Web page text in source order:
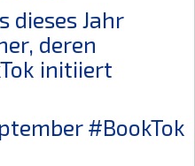
dieses Jahr
deren
initiiert
#BookTok